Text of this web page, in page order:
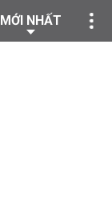
MỚI NHẤT